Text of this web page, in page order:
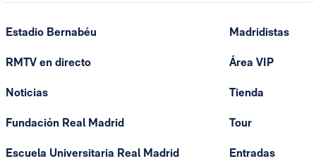
Estadio Bernabéu
RMTV en directo
Noticias
Fundación Real Madrid
Escuela Universitaria Real Madrid
Madridistas
Área VIP
Tienda
Tour
Entradas